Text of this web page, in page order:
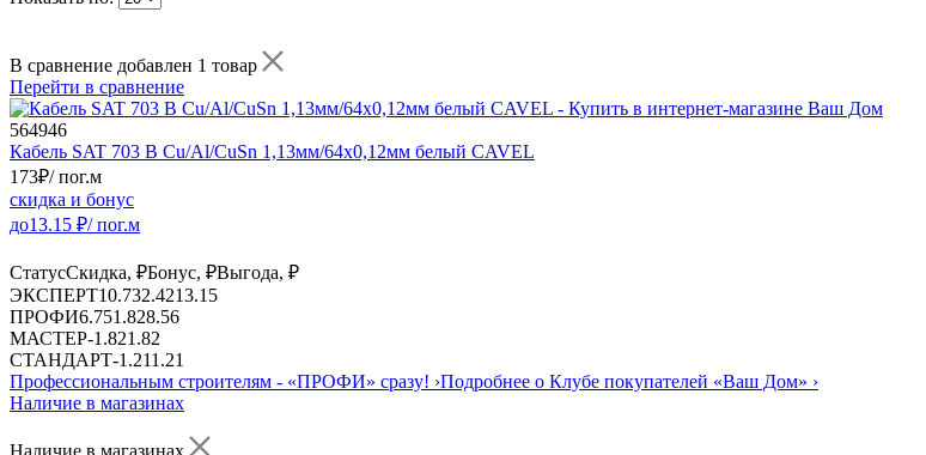
В сравнение добавлен 1 товар
Перейти в сравнение
564946
Кабель SAT 703 B Cu/Al/CuSn 1,13мм/64х0,12мм белый CAVEL
173₽/ пог.м
скидка и бонус
до13.15 ₽/ пог.м
СтатусСкидка, ₽Бонус, ₽Выгода, ₽
ЭКСПЕРТ10.732.4213.15
ПРОФИ6.751.828.56
МАСТЕР-1.821.82
СТАНДАРТ-1.211.21
Профессиональным строителям - «ПРОФИ» сразу! ›Подробнее о Клубе покупателей «Ваш Дом» ›
Наличие в магазинах
Наличие в магазинах